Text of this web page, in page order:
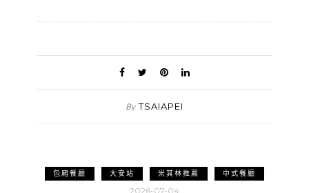
By TSAIAPEI
包廂餐廳 大安站 米其林推薦 中式餐廳
2026-07-04